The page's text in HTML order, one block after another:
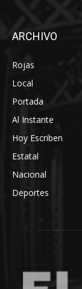
ARCHIVO
Rojas
Local
Portada
Al Instante
Hoy Escriben
Estatal
Nacional
Deportes